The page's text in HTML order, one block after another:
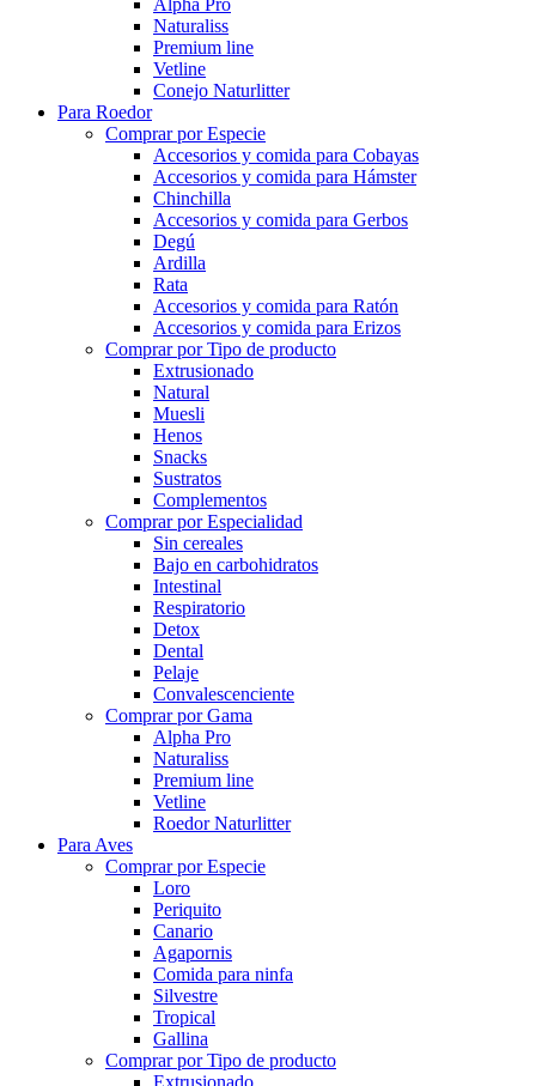
Alpha Pro
Naturaliss
Premium line
Vetline
Conejo Naturlitter
Para Roedor
Comprar por Especie
Accesorios y comida para Cobayas
Accesorios y comida para Hámster
Chinchilla
Accesorios y comida para Gerbos
Degú
Ardilla
Rata
Accesorios y comida para Ratón
Accesorios y comida para Erizos
Comprar por Tipo de producto
Extrusionado
Natural
Muesli
Henos
Snacks
Sustratos
Complementos
Comprar por Especialidad
Sin cereales
Bajo en carbohidratos
Intestinal
Respiratorio
Detox
Dental
Pelaje
Convalescenciente
Comprar por Gama
Alpha Pro
Naturaliss
Premium line
Vetline
Roedor Naturlitter
Para Aves
Comprar por Especie
Loro
Periquito
Canario
Agapornis
Comida para ninfa
Silvestre
Tropical
Gallina
Comprar por Tipo de producto
Extrusionado